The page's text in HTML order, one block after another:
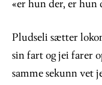
«er hun der, er hun
Pludseli sætter
sin fart og jei farer
samme sekunn vet